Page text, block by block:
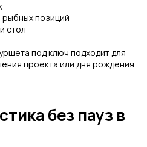
позиций
стол
под ключ подходит для
проекта или дня рождения
без пауз в